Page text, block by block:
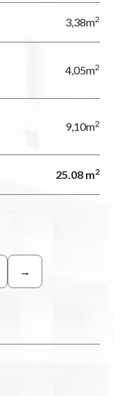
3,38m2
4,05m2
9,10m2
25.08 m2
→